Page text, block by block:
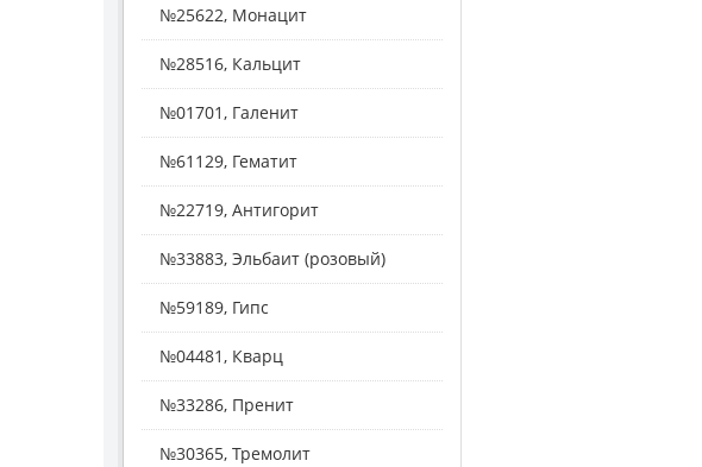
№25622, Монацит
№28516, Кальцит
№01701, Галенит
№61129, Гематит
№22719, Антигорит
№33883, Эльбаит (розовый)
№59189, Гипс
№04481, Кварц
№33286, Пренит
№30365, Тремолит